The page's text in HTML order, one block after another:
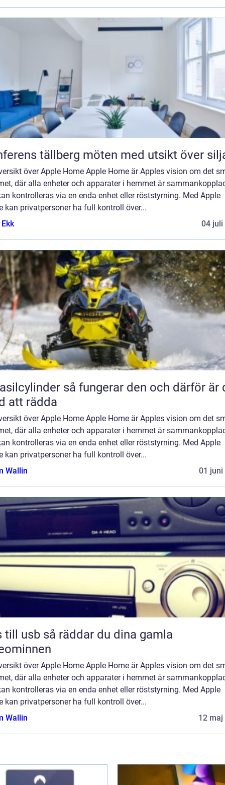
Konferens tällberg möten med utsikt över
över Apple Home Apple Home är Apples vision om det
där alla enheter och apparater i hemmet är
kontrolleras via en enda enhet eller röststyrning. Med Apple
kan privatpersoner ha full kontroll över...
04 juli
så fungerar den och därför är den
att rädda
över Apple Home Apple Home är Apples vision om det
där alla enheter och apparater i hemmet är
kontrolleras via en enda enhet eller röststyrning. Med Apple
kan privatpersoner ha full kontroll över...
Wallin
01 juni
räddar du dina gamla
över Apple Home Apple Home är Apples vision om det
där alla enheter och apparater i hemmet är
kontrolleras via en enda enhet eller röststyrning. Med Apple
kan privatpersoner ha full kontroll över...
Wallin
12 maj